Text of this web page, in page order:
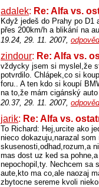
adalek: Re: Alfa vs.
Když jedeš do Prahy po
přes 200km/h a blikání na
19.24, 29. 11. 2007,
zindour: Re: Alfa vs.
vždycky jsem si myslel,že
potvrdilo. Chlápek,co si
foru.. A ten kdo si koupí
na to,že mám cigánský
20.37, 29. 11. 2007,
jarik: Re: Alfa vs.
To Richard: Hej,urcite ako
nieco dokazuju,narazal
skusenosti,odhad,rozum,a
mas dost uz ked sa
nepochopil,ty. Nechcem sa
aute,kto ma co,ale naozaj
zbytocne sereme kvoli